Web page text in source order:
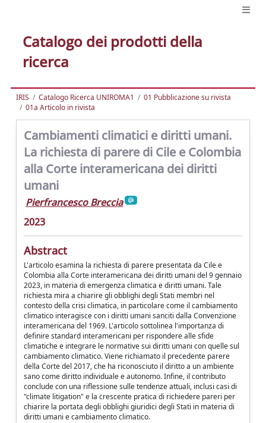
Catalogo dei prodotti della
ricerca
IRIS Catalogo Ricerca UNIROMA1
01 Pubblicazione su rivista
01a Articolo in rivista
Cambiamenti climatici e diritti umani.
La richiesta di parere di Cile e Colombia
alla Corte interamericana dei diritti
umani
Pierfrancesco Breccia
2023
Abstract
L'articolo esamina la richiesta di parere presentata da Cile e
Colombia alla Corte interamericana dei diritti umani del 9 gennaio
2023, in materia di emergenza climatica e diritti umani. Tale
richiesta mira a chiarire gli obblighi degli Stati membri nel
contesto della crisi climatica, in particolare come il cambiamento
climatico interagisce con i diritti umani sanciti dalla Convenzione
interamericana del 1969. L'articolo sottolinea l'importanza di
definire standard interamericani per rispondere alle sfide
climatiche e integrare le normative sui diritti umani con quelle sul
cambiamento climatico. Viene richiamato il precedente parere
della Corte del 2017, che ha riconosciuto il diritto a un ambiente
sano come diritto individuale e autonomo. Infine, il contributo
conclude con una riflessione sulle tendenze attuali, inclusi casi di
"climate litigation" e la crescente pratica di richiedere pareri per
chiarire la portata degli obblighi giuridici degli Stati in materia di
diritti umani e cambiamento climatico.